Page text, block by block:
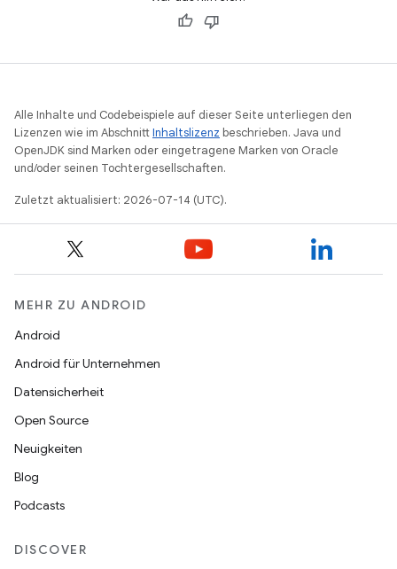
Alle Inhalte und Codebeispiele auf dieser Seite unterliegen den
Lizenzen wie im AbschnittInhaltslizenz beschrieben. Java und
OpenJDK sind Marken oder eingetragene Marken von Oracle
und/oder seinen Tochtergesellschaften.
Zuletzt aktualisiert: 2026-07-14 (UTC).
MEHR ZU ANDROID
Android
Android für Unternehmen
Datensicherheit
Open Source
Neuigkeiten
Blog
Podcasts
DISCOVER